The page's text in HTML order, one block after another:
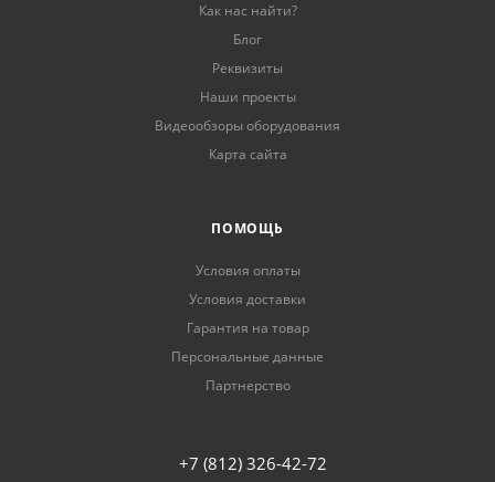
Как нас найти?
Блог
Реквизиты
Наши проекты
Видеообзоры оборудования
Карта сайта
ПОМОЩЬ
Условия оплаты
Условия доставки
Гарантия на товар
Персональные данные
Партнерство
+7 (812) 326-42-72